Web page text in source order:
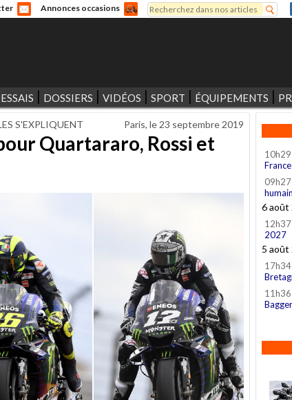
Annonces occasions
Formulaire de recherche
Rechercher
ESSAIS DOSSIERS VIDÉOS SPORT ÉQUIPEMENTS
S'EXPLIQUENT Paris, le 23 septembre 2019
Quartararo, Rossi et
10h29
09h27
6 août
12h37
2027
5 août
17h34
11h36